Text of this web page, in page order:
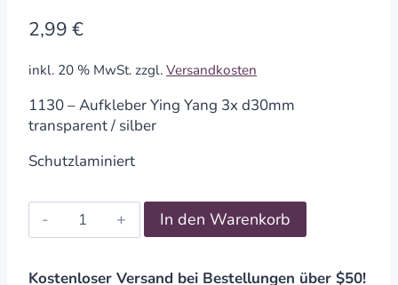
2,99 €
inkl. 20 % MwSt. zzgl. Versandkosten
1130 – Aufkleber Ying Yang 3x d30mm
transparent / silber
Schutzlaminiert
Aufkleber
Ying
3x
In den Warenkorb
Kostenloser Versand bei Bestellungen über $50!